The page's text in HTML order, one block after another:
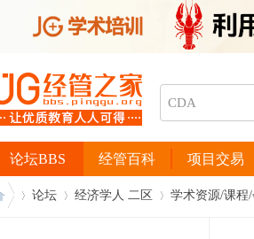
经管百科 项目交易
论坛BBS
论坛 经济学人 二区 学术资源/课程